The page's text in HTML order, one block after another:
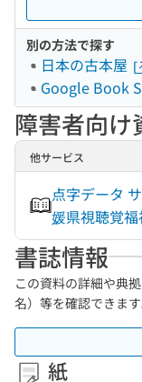
別の方法で探す
日本の古本屋
Google Book
障害者向け
他サービス
点字データ
媛県視聴覚福
書誌情報
この資料の詳細や典
名）等を確認できます
紙